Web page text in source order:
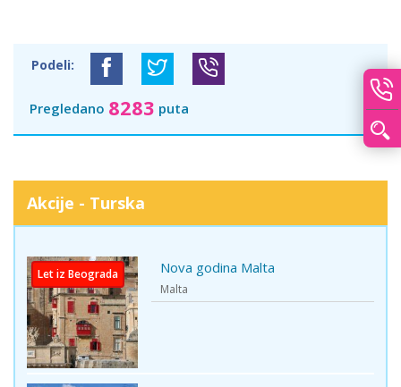
Podeli:
Pregledano 8283 puta
Akcije - Turska
Let iz Beograda Nova godina Malta
Malta